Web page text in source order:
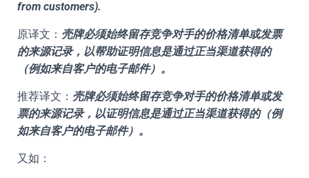
from customers).
原译文： 壳牌必须始终留存竞争对手的价格清单或发票
的来源记录，以帮助证明信息是通过正当渠道获得的
（例如来自客户的电子邮件）。
推荐译文： 壳牌必须始终留存竞争对手的价格清单或发
票的来源记录，以证明信息是通过正当渠道获得的（例
如来自客户的电子邮件）。
又如：